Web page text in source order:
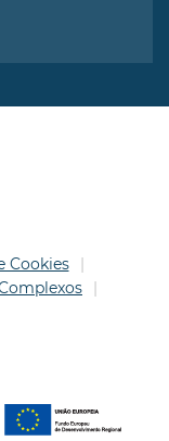
Cookies